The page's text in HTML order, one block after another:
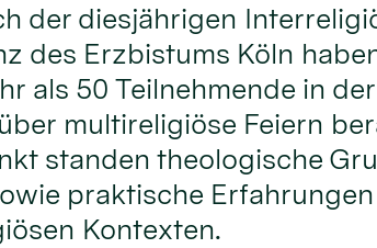
der diesjährigen
des Erzbistums Köln
als 50 Teilnehmende in
multireligiöse Feiern
standen theologische
praktische
Kontexten.